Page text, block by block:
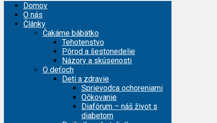
Domov
O nás
Články
Čakáme bábätko
Tehotenstvo
Pôrod a šestonedelie
Názory a skúsenosti
O deťoch
Deti a zdravie
Sprievodca ochoreniami
Očkovanie
Diafórum – náš život s
diabetom